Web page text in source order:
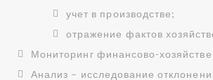
учет в производстве;
отражение фактов
Мониторинг финансово-
Анализ – исследование